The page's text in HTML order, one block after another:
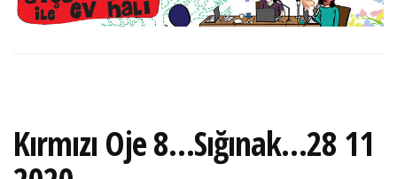
Kırmızı Oje 8…Sığınak…28 11